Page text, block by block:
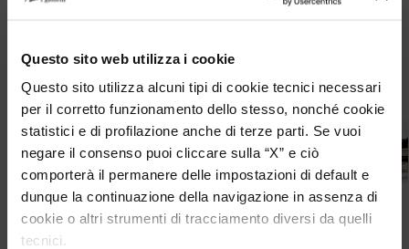
Questo sito web utilizza i cookie
Questo sito utilizza alcuni tipi di cookie tecnici necessari
per il corretto funzionamento dello stesso, nonché cookie
statistici e di profilazione anche di terze parti. Se vuoi
negare il consenso puoi cliccare sulla “X” e ciò
comporterà il permanere delle impostazioni di default e
dunque la continuazione della navigazione in assenza di
cookie o altri strumenti di tracciamento diversi da quelli
tecnici.